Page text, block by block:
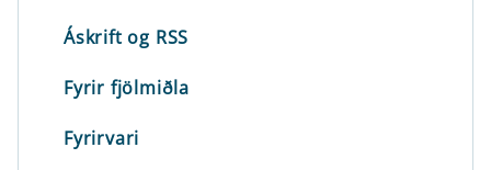
Áskrift og RSS
Fyrir fjölmiðla
Fyrirvari